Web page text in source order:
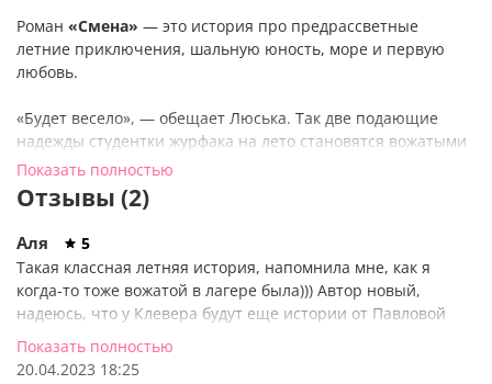
Роман «Смена» — это история про предрассветные
летние приключения, шальную юность, море и первую
любовь.
«Будет весело», — обещает Люська. Так две подающие
надежды студентки журфака на лето становятся вожатыми
детского лагеря.
За одну смену можно многое успеть. Завести тайный роман
с поваром. Победить буллинг в лагере, используя
полюбить Люську — ту самую красивую подругу, на
которой купальник всегда сидит лучше. Но главное
ответить на жизненно важные вопросы.
Что круче — свидания под луной или поход в модный
Показать полностью
Отзывы (2)
Аля
5
Такая классная летняя история, напомнила мне, как я
когда-то тоже вожатой в лагере была))) Автор новый,
надеюсь, что у Клевера будут еще истории от Павловой
оформление - как всегда 5 баллов
Показать полностью
20.04.2023 18:25